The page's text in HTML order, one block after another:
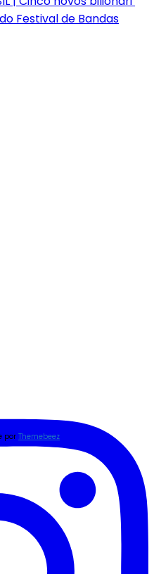
Festival de Bandas
por Themebeez